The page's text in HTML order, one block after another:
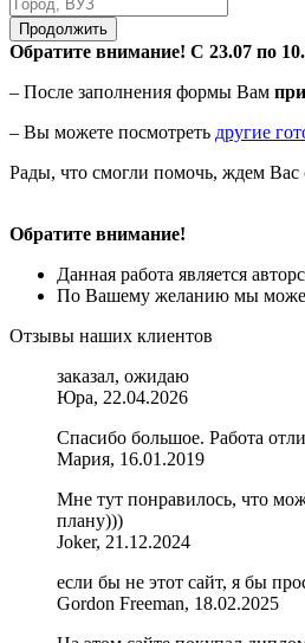
Продолжить
Обратите внимание! С 23.07 по
– После заполнения формы Вам
– Вы можете посмотреть другие
Рады, что смогли помочь, ждем Вас
Обратите внимание!
Данная работа является
По Вашему желанию мы можем
Отзывы наших клиентов
заказал, ожидаю
Юра, 22.04.2026
Спасибо большое. Работа
Мария, 16.01.2019
Мне тут понравилось, что
плану)))
Joker, 21.12.2024
если бы не этот сайт, я бы
Gordon Freeman, 18.02.2025